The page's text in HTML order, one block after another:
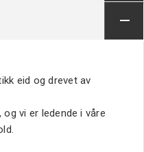
eid og drevet av
vi er ledende i våre